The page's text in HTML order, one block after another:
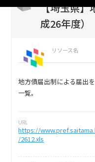
【埼玉県】
成26年度）
リソース名
地方債届出制による届出
一覧。
URL
https://
/2612.xls